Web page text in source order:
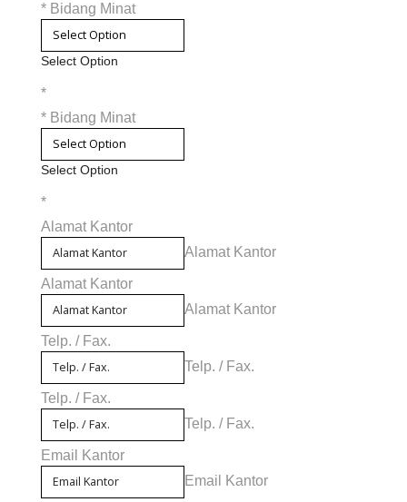
* Bidang Minat
Select Option
*
* Bidang Minat
Select Option
*
Alamat Kantor
Alamat Kantor
Alamat Kantor
Alamat Kantor
Telp. / Fax.
Telp. / Fax.
Telp. / Fax.
Telp. / Fax.
Email Kantor
Email Kantor